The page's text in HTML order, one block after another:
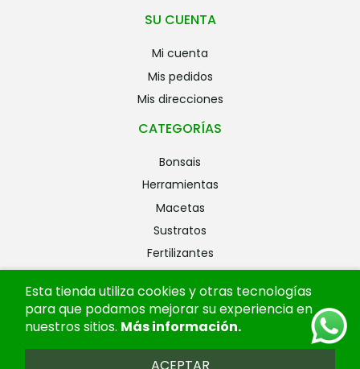
SU CUENTA
mi cuenta
mis pedidos
mis direcciones
CATEGORÍAS
bonsais
herramientas
macetas
sustratos
fertilizantes
alambres
ofertas
Esta tienda utiliza cookies y otras tecnologías
para que podamos mejorar su experiencia en
nuestros sitios. Más información.